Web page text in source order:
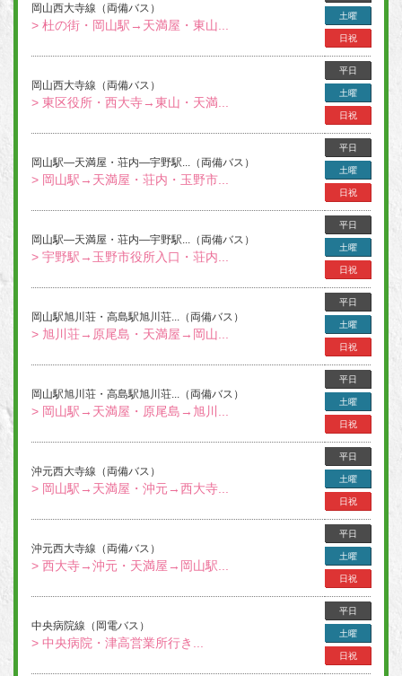
岡山西大寺線（両備バス）
> 杜の街・岡山駅→天満屋・東山...
土曜
日祝
岡山西大寺線（両備バス）
> 東区役所・西大寺→東山・天満...
平日
土曜
日祝
岡山駅―天満屋・荘内―宇野駅...（両備バス）
> 岡山駅→天満屋・荘内・玉野市...
平日
土曜
日祝
岡山駅―天満屋・荘内―宇野駅...（両備バス）
> 宇野駅→玉野市役所入口・荘内...
平日
土曜
日祝
岡山駅旭川荘・高島駅旭川荘...（両備バス）
> 旭川荘→原尾島・天満屋→岡山...
平日
土曜
日祝
岡山駅旭川荘・高島駅旭川荘...（両備バス）
> 岡山駅→天満屋・原尾島→旭川...
平日
土曜
日祝
沖元西大寺線（両備バス）
> 岡山駅→天満屋・沖元→西大寺...
平日
土曜
日祝
沖元西大寺線（両備バス）
> 西大寺→沖元・天満屋→岡山駅...
平日
土曜
日祝
中央病院線（岡電バス）
> 中央病院・津高営業所行き...
平日
土曜
日祝